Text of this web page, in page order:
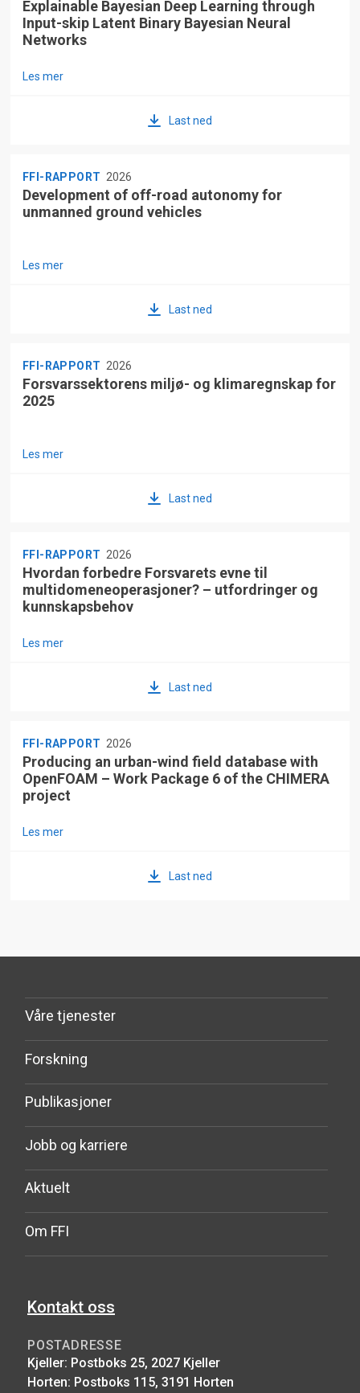
Explainable Bayesian Deep Learning through
Input-skip Latent Binary Bayesian Neural
Networks
Les mer
Last ned
FFI-RAPPORT 2026
Development of off-road autonomy for
unmanned ground vehicles
Les mer
Last ned
FFI-RAPPORT 2026
Forsvarssektorens miljø- og klimaregnskap for
2025
Les mer
Last ned
FFI-RAPPORT 2026
Hvordan forbedre Forsvarets evne til
multidomeneoperasjoner? – utfordringer og
kunnskapsbehov
Les mer
Last ned
FFI-RAPPORT 2026
Producing an urban-wind field database with
OpenFOAM – Work Package 6 of the CHIMERA
project
Les mer
Last ned
Våre tjenester
Forskning
Publikasjoner
Jobb og karriere
Aktuelt
Om FFI
Kontakt oss
POSTADRESSE
Kjeller: Postboks 25, 2027 Kjeller
Horten: Postboks 115, 3191 Horten